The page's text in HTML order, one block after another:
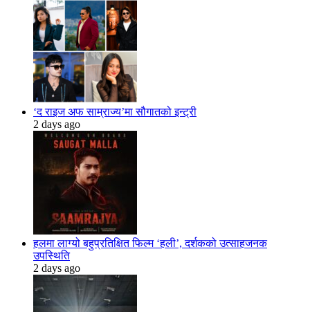
‘द राइज अफ साम्राज्य’मा सौगातको इन्ट्री
2 days ago
हलमा लाग्यो बहुप्रतिक्षित फिल्म ‘हली’, दर्शकको उत्साहजनक
उपस्थिति
2 days ago